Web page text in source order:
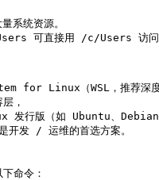
系统资源。
可直接用 /c/Users 访
for Linux（WSL，推荐深
，
发行版（如 Ubuntu、Debian
开发 / 运维的首选方案。
命令：